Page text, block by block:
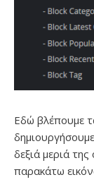
Εδώ βλέπουμε
δεξιά μεριά
παρακάτω